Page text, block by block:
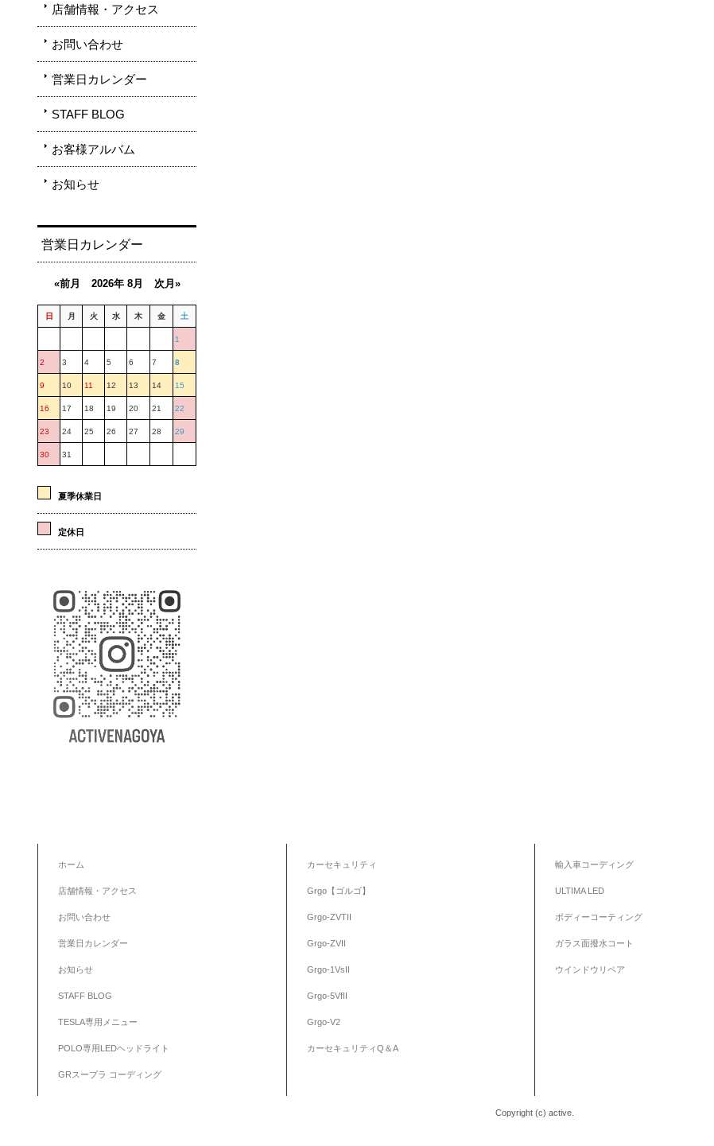
店舗情報・アクセス
お問い合わせ
営業日カレンダー
STAFF BLOG
お客様アルバム
お知らせ
営業日カレンダー
«前月 2026年 8月 次月»
日 月 火 水 木 金 土
1
2 3 4 5 6 7 8
9 10 11 12 13 14 15
16 17 18 19 20 21 22
23 24 25 26 27 28 29
30 31
夏季休業日
定休日
ホーム
店舗情報・アクセス
お問い合わせ
営業日カレンダー
お知らせ
STAFF BLOG
TESLA専用メニュー
POLO専用LEDヘッドライト
GRスープラ コーディング
カーセキュリティ
Grgo【ゴルゴ】
Grgo-ZVTII
Grgo-ZVII
Grgo-1VsII
Grgo-5VfII
Grgo-V2
カーセキュリティQ＆A
輸入車コーディング
ULTIMA LED
ボディーコーティング
ガラス面撥水コート
ウインドウリペア
Copyright (c) active.